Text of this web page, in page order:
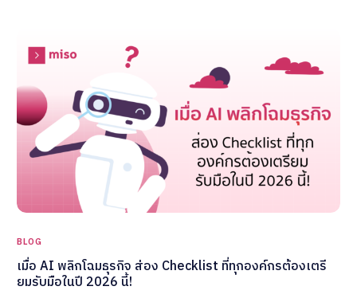
BLOG
เมื่อ AI พลิกโฉมธุรกิจ ส่อง Checklist ที่ทุกองค์กรต้องเตรี
ยมรับมือในปี 2026 นี้!